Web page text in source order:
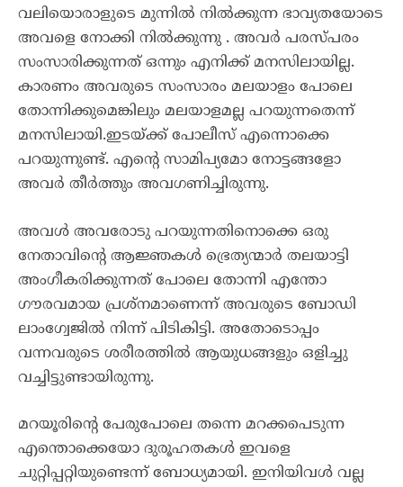
വലിയൊരാളുടെ മുന്നിൽ നിൽക്കുന്ന ഭാവ്യതയോടെ
അവളെ നോക്കി നിൽക്കുന്നു . അവർ പരസ്പരം
സംസാരിക്കുന്നത് ഒന്നും എനിക്ക് മനസിലായില്ല.
കാരണം അവരുടെ സംസാരം മലയാളം പോലെ
തോന്നിക്കുമെങ്കിലും മലയാളമല്ല പറയുന്നതെന്ന്
മനസിലായി.ഇടയ്ക്ക് പോലീസ് എന്നൊക്കെ
പറയുന്നുണ്ട്. എന്റെ സാമിപ്യമോ നോട്ടങ്ങളോ
അവർ തീർത്തും അവഗണിച്ചിരുന്നു.
അവൾ അവരോടു പറയുന്നതിനൊക്കെ ഒരു
നേതാവിന്റെ ആജ്ഞകൾ ഭ്രെത്യന്മാർ തലയാട്ടി
അംഗീകരിക്കുന്നത് പോലെ തോന്നി എന്തോ
ഗൗരവമായ പ്രശ്നമാണെന്ന് അവരുടെ ബോഡി
ലാംഗ്വേജിൽ നിന്ന് പിടികിട്ടി. അതോടൊപ്പം
വന്നവരുടെ ശരീരത്തിൽ ആയുധങ്ങളും ഒളിച്ചു
വച്ചിട്ടുണ്ടായിരുന്നു.
മറയൂരിന്റെ പേരുപോലെ തന്നെ മറക്കപെടുന്ന
എന്തൊക്കെയോ ദുരൂഹതകൾ ഇവളെ
ചുറ്റിപ്പറ്റിയുണ്ടെന്ന് ബോധ്യമായി. ഇനിയിവൾ വല്ല